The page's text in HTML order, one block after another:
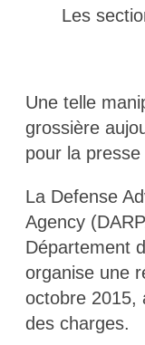
Les
Une telle
grossière
pour la
La Defense
Agency
Département
organise une
octobre 2015,
des charges.